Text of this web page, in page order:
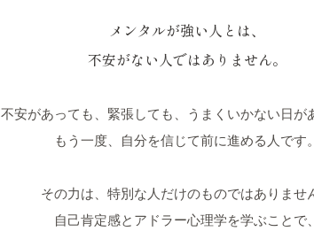
メンタルが強い人とは、
不安がない人ではありません。
不安があっても、緊張しても、うまくいかない日が
もう一度、自分を信じて前に進める人です。
その力は、特別な人だけのものではありませ
自己肯定感とアドラー心理学を学ぶことで、